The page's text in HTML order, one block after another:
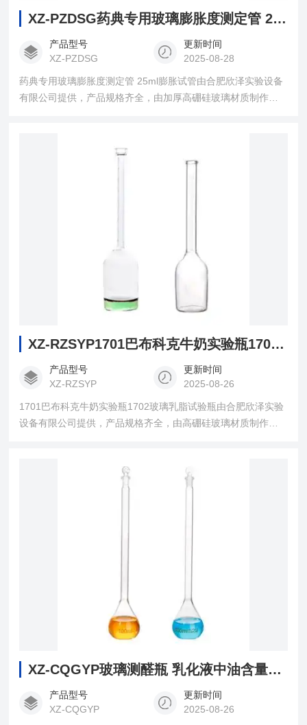
XZ-PZDSG药典专用玻璃膨胀度测定管 25ml膨胀试管
产品型号
XZ-PZDSG
更新时间
2025-08-28
药典专用玻璃膨胀度测定管 25ml膨胀试管由合肥欣泽实验设备
有限公司提供，产品规格齐全，由加厚高硼硅玻璃材质制作，
XZ-RZSYP1701巴布科克牛奶实验瓶1702玻璃乳脂试验瓶
产品型号
XZ-RZSYP
更新时间
2025-08-26
1701巴布科克牛奶实验瓶1702玻璃乳脂试验瓶由合肥欣泽实验
设备有限公司提供，产品规格齐全，由高硼硅玻璃材质制作，
用，对牛奶中含脂量的分析测定，含脂量较高的样品可用乳脂
XZ-CQGYP玻璃测醛瓶 乳化液中油含量测定瓶 桂油瓶
产品型号
XZ-CQGYP
更新时间
2025-08-26